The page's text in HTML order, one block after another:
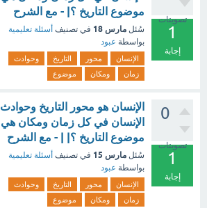
تصويتات
1
إجابة
موضوع التاريخ ؟| - مع الشرح
سُئل مارس 18 في تصنيف أسئلة تعليمية
بواسطة عبود
الإنسان محور التاريخ
وحوادث
زمان
ومكان موضوع
0
تصويتات
1
إجابة
الإنسان هو محور التاريخ وحوادث
الإنسان في كل زمان ومكان هي
موضوع التاريخ ؟| | - مع الشرح
سُئل مارس 15 في تصنيف أسئلة تعليمية
بواسطة عبود
الإنسان محور التاريخ
وحوادث
زمان
ومكان موضوع